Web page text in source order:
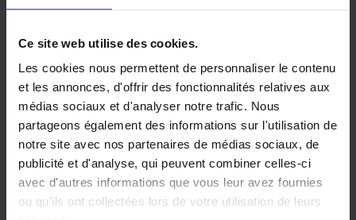
Ce site web utilise des cookies.
Les cookies nous permettent de personnaliser le contenu
et les annonces, d'offrir des fonctionnalités relatives aux
médias sociaux et d'analyser notre trafic. Nous
partageons également des informations sur l'utilisation de
notre site avec nos partenaires de médias sociaux, de
publicité et d'analyse, qui peuvent combiner celles-ci
avec d'autres informations que vous leur avez fournies
ou qu'ils ont collectées lors de votre utilisation de leurs
Ajouter au panier
Operating With Positive
Impact